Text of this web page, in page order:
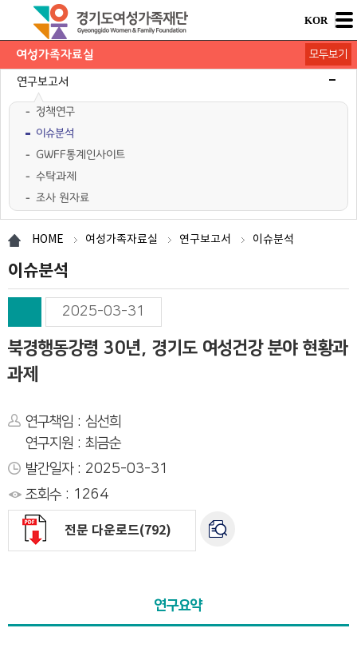
KOR
여성가족자료실
연구보고서
정책연구
이슈분석
GWFF통계인사이트
수탁과제
조사 원자료
학술행사자료
사업·교육 자료
경기여성가족통계
여성가족도서관 `여울`
모두보기
HOME 여성가족자료실 연구보고서 이슈분석
이슈분석
2025-03-31
북경행동강령 30년, 경기도 여성건강 분야 현황과
과제
연구책임 : 심선희
연구지원 : 최금순
발간일자 : 2025-03-31
조회수 : 1264
전문 다운로드(792)
연구요약